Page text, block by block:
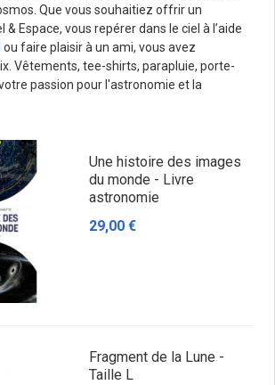
Que vous souhaitiez offrir un
& Espace, vous repérer dans le ciel à l’aide
ou faire plaisir à un ami, vous avez
Vêtements, tee-shirts, parapluie, porte-
passion pour l'astronomie et la
Une histoire des images
du monde - Livre
astronomie
29,00 €
Fragment de la Lune -
Taille L